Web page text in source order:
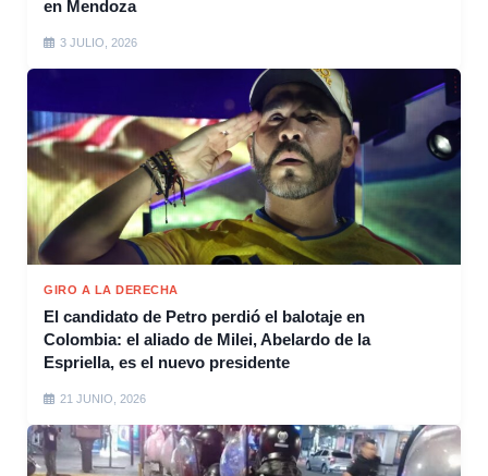
en Mendoza
3 JULIO, 2026
GIRO A LA DERECHA
El candidato de Petro perdió el balotaje en
Colombia: el aliado de Milei, Abelardo de la
Espriella, es el nuevo presidente
21 JUNIO, 2026